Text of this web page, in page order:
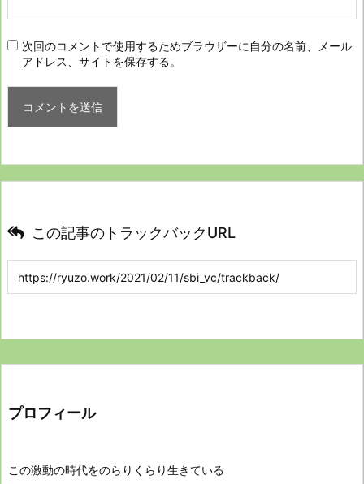
次回のコメントで使用するためブラウザーに自分の名前、メール
アドレス、サイトを保存する。
この記事のトラックバックURL
プロフィール
この激動の時代をのらりくらり生きている